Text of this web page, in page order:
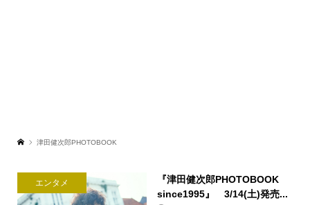
津田健次郎PHOTOBOOK
エンタメ
『津田健次郎PHOTOBOOK
since1995』 3/14(土)発売...